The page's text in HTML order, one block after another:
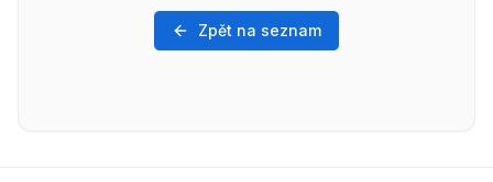
Zpět na seznam